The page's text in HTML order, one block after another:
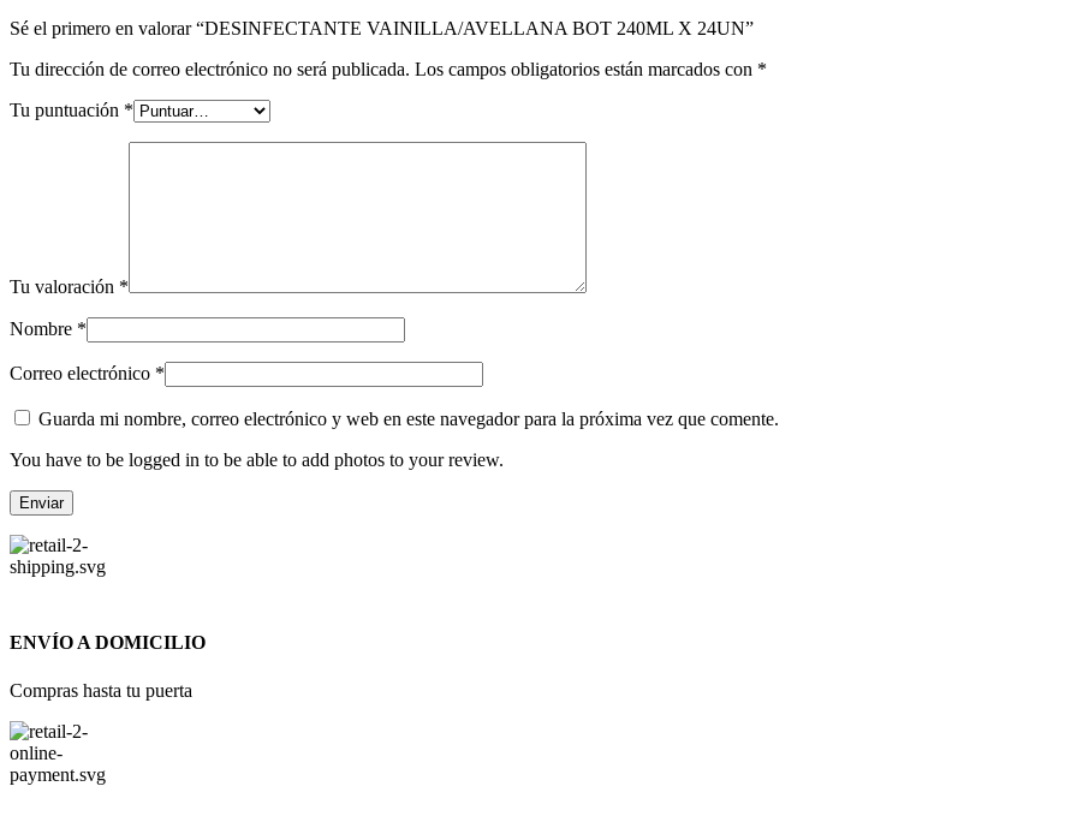
Sé el primero en valorar “DESINFECTANTE VAINILLA/AVELLANA BOT 240ML X 24UN”
Tu dirección de correo electrónico no será publicada. Los campos obligatorios están marcados con *
Tu puntuación *
Tu valoración *
Nombre *
Correo electrónico *
Guarda mi nombre, correo electrónico y web en este navegador para la próxima vez que comente.
You have to be logged in to be able to add photos to your review.
ENVÍO A DOMICILIO
Compras hasta tu puerta